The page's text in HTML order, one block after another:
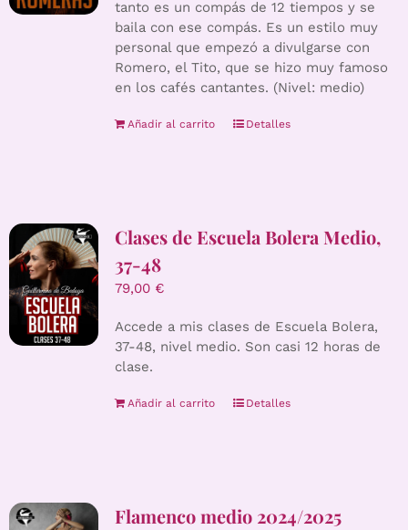
tanto es un compás de 12 tiempos y se
baila con ese compás. Es un estilo muy
personal que empezó a divulgarse con
Romero, el Tito, que se hizo muy famoso
en los cafés cantantes. (Nivel: medio)
Añadir al carrito Detalles
Clases de Escuela Bolera Medio,
37-48
79,00 €
Accede a mis clases de Escuela Bolera,
37-48, nivel medio. Son casi 12 horas de
clase.
Añadir al carrito Detalles
Flamenco medio 2024/2025